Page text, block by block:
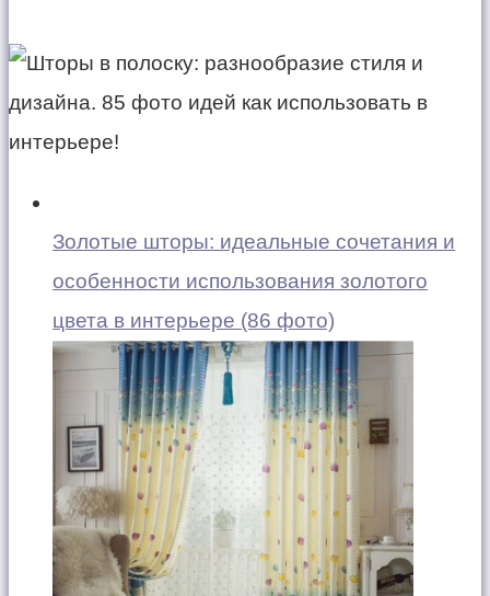
Золотые шторы: идеальные сочетания и
особенности использования золотого
цвета в интерьере (86 фото)